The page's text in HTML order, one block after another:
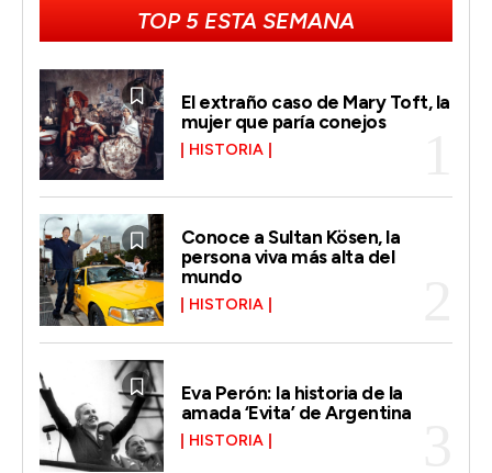
TOP 5 ESTA SEMANA
El extraño caso de Mary Toft, la
mujer que paría conejos
HISTORIA
Conoce a Sultan Kösen, la
persona viva más alta del
mundo
HISTORIA
Eva Perón: la historia de la
amada ‘Evita’ de Argentina
HISTORIA